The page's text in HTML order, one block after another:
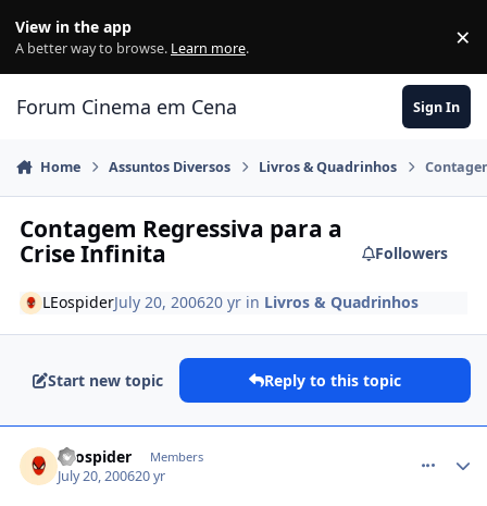
View in the app
A better way to browse. Learn more. ×
Forum Cinema em Cena Sign In
Home Assuntos Diversos Livros & Quadrinhos
Contagem Regressiva para a
Crise Infinita
Followers
LEospiderJuly 20, 200620 yr in Livros & Quadrinhos
Start new topic Reply to this topic
LEospider Members
July 20, 200620 yr